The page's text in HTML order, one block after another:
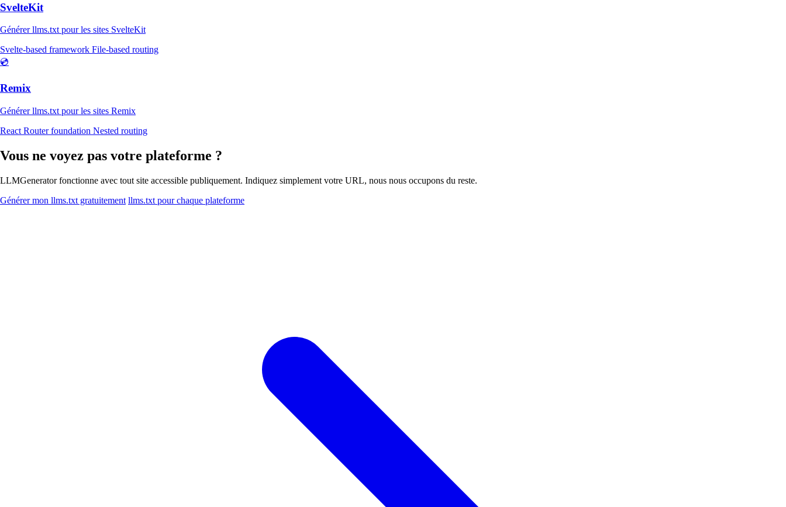
SvelteKit
Générer llms.txt pour les sites SvelteKit
Svelte-based framework File-based routing
💿
Remix
Générer llms.txt pour les sites Remix
React Router foundation Nested routing
Vous ne voyez pas votre plateforme ?
LLMGenerator fonctionne avec tout site accessible publiquement. Indiquez simplement votre URL, nous nous occupons du reste.
Générer mon llms.txt gratuitement llms.txt pour chaque plateforme